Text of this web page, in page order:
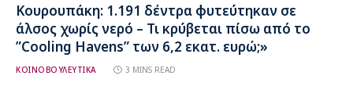
Κουρουπάκη: 1.191 δέντρα φυτεύτηκαν σε
άλσος χωρίς νερό – Τι κρύβεται πίσω από το
”Cooling Havens” των 6,2 εκατ. ευρώ;»
ΚΟΙΝΟΒΟΥΛΕΥΤΙΚΑ 3 MINS READ